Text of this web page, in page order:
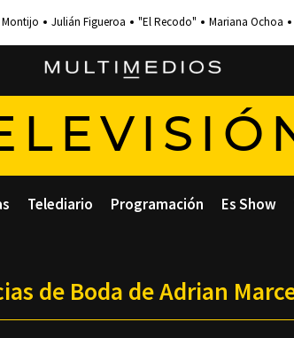
Montijo Julián Figueroa "El Recodo" Mariana Ochoa
Telediario Programación Es Show
de Boda de Adrian